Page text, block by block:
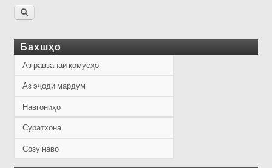
Бахшҳо
Аз равзанаи қомусҳо
Аз эҷоди мардум
Навгониҳо
Суратхона
Созу наво